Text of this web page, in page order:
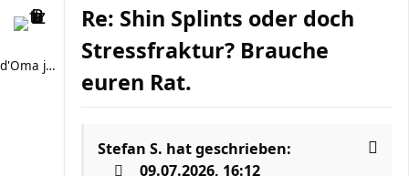
d'Oma joggt
Re: Shin Splints oder doch
Stressfraktur? Brauche
euren Rat.
Stefan S. hat geschrieben:
09.07.2026, 16:12